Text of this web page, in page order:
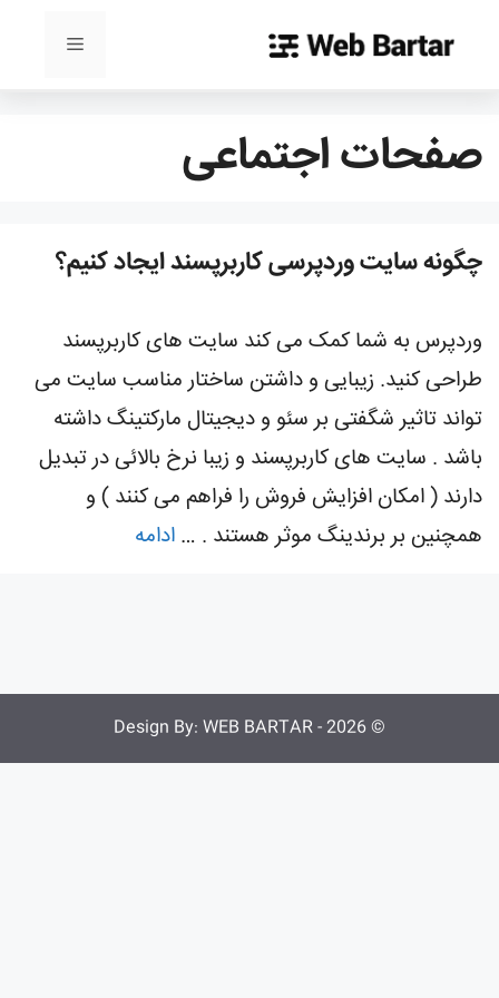
فهرست
صفحات اجتماعی
چگونه سایت وردپرسی کاربرپسند ایجاد کنیم؟
وردپرس به شما کمک می کند سایت های کاربرپسند
طراحی کنید. زیبایی و داشتن ساختار مناسب سایت می
تواند تاثیر شگفتی بر سئو و دیجیتال مارکتینگ داشته
باشد . سایت های کاربرپسند و زیبا نرخ بالائی در تبدیل
دارند ( امکان افزایش فروش را فراهم می کنند ) و
همچنین بر برندینگ موثر هستند . … ادامه
© 2026 - Design By:
WEB BARTAR